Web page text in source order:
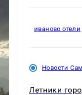
иваново отели
Новости
Летники